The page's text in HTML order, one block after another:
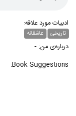
ادبیات مورد علاقه:
تاریخی عاشقانه
درباره‌ی من: -
Book Suggestions: